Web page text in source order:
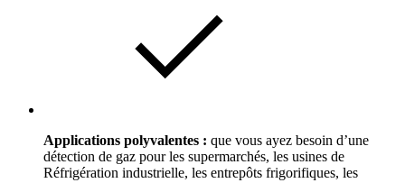
Applications polyvalentes : que vous ayez besoin d’une
détection de gaz pour les supermarchés, les usines de
Réfrigération industrielle, les entrepôts frigorifiques, les